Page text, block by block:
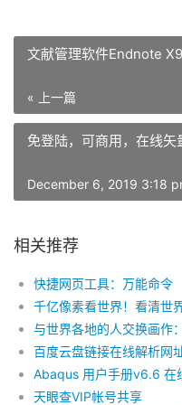
文献管理软件Endnote
« 上一篇
免登陆，可商用，在线
December 6, 2019 3:18
相关推荐
快捷网页工具：万能命令
千亿像素看世界！看清世
与世界各地的人交换画作
百度云盘链接在线解析网
Abaqus 用户手册v6.6 在
天眼查VIP帐号共享